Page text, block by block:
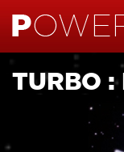
TURBO :